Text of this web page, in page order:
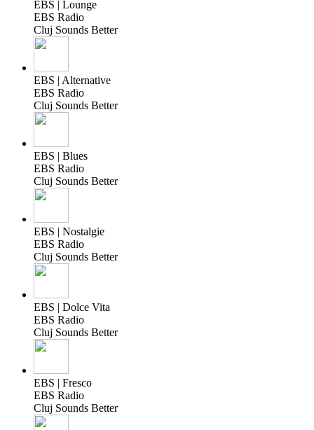
EBS | Lounge
EBS Radio
Cluj Sounds Better
EBS | Alternative
EBS Radio
Cluj Sounds Better
EBS | Blues
EBS Radio
Cluj Sounds Better
EBS | Nostalgie
EBS Radio
Cluj Sounds Better
EBS | Dolce Vita
EBS Radio
Cluj Sounds Better
EBS | Fresco
EBS Radio
Cluj Sounds Better